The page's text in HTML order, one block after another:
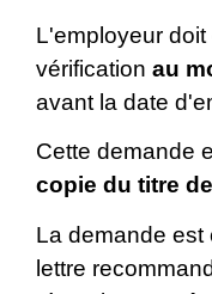
L'employeur
vérification au
avant la date
Cette demande
copie du titre
La demande est
lettre